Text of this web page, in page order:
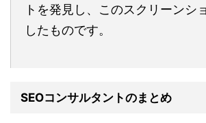
トを発見し、このスクリーンシ
したものです。
SEOコンサルタントのまとめ